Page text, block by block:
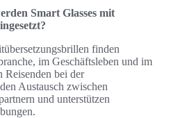
Smart Glasses mit
finden
im Geschäftsleben und im
Reisenden bei der
Austausch zwischen
und unterstützen